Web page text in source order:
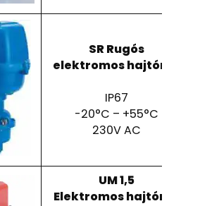
SR Rugós
elektromos hajtómű
IP67
-20°C – +55°C
230V AC
UM 1,5
Elektromos hajtómű